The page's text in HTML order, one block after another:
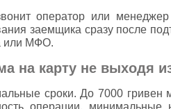
оператор или
заемщика сразу после
или МФО.
на карту не выходя
сроки. До 7000 гривен
операции, минимальные